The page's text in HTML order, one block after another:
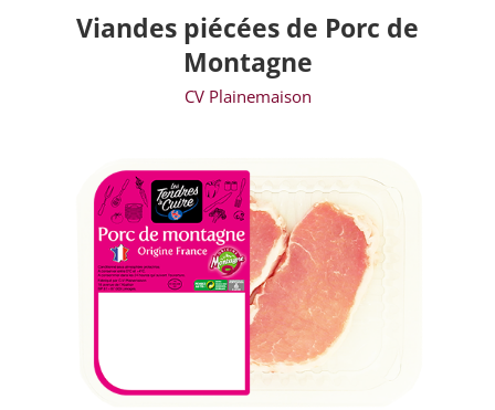
Viandes piécées de Porc de
Montagne
CV Plainemaison